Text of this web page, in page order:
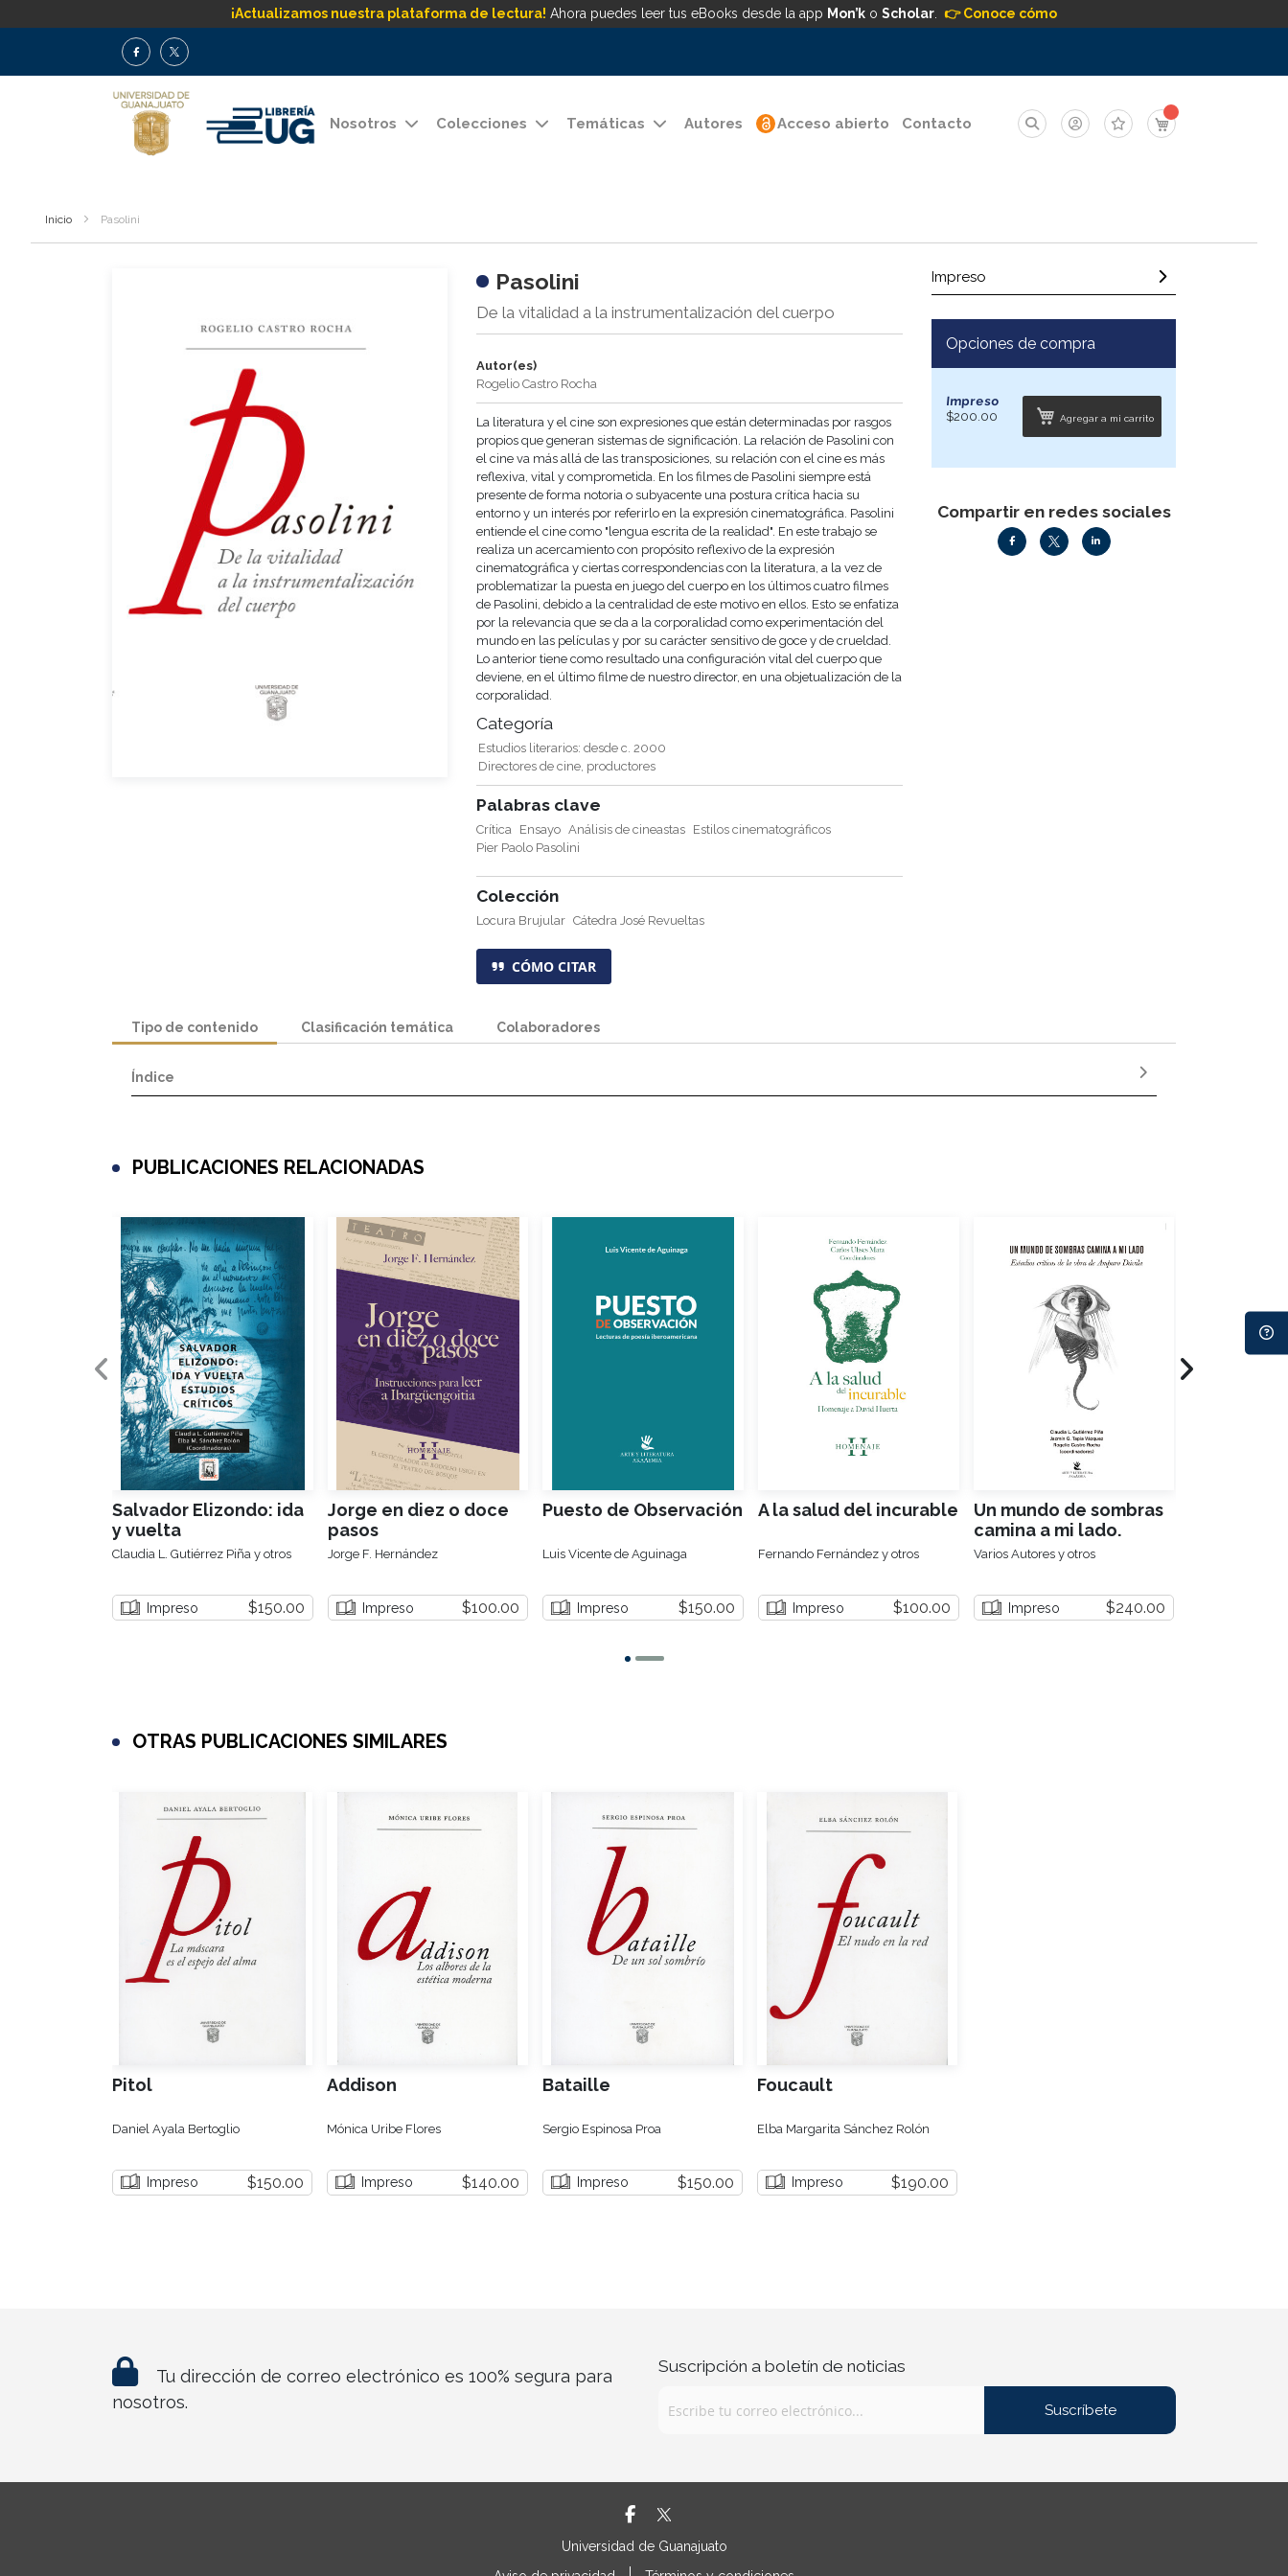
¡Actualizamos nuestra plataforma de lectura! Ahora puedes leer tus eBooks desde la app Mon’k oScholar 👉 Conoce cómo
Nosotros Colecciones Temáticas Autores Acceso abierto Contacto Mi carrito
Inicio Pasolini
Pasolini
De la vitalidad a la instrumentalización del cuerpo
Autor(es)
Rogelio Castro Rocha
La literatura y el cine son expresiones que están determinadas por rasgos
propios que generan sistemas de significación. La relación de Pasolini con
el cine va más allá de las transposiciones, su relación con el cine es más
reflexiva, vital y comprometida. En los filmes de Pasolini siempre está
presente de forma notoria o subyacente una postura crítica hacia su
entorno y un interés por referirlo en la expresión cinematográfica. Pasolini
entiende el cine como "lengua escrita de la realidad". En este trabajo se
realiza un acercamiento con propósito reflexivo de la expresión
cinematográfica y ciertas correspondencias con la literatura, a la vez de
problematizar la puesta en juego del cuerpo en los últimos cuatro filmes
de Pasolini, debido a la centralidad de este motivo en ellos. Esto se enfatiza
por la relevancia que se da a la corporalidad como experimentación del
mundo en las películas y por su carácter sensitivo de goce y de crueldad.
Lo anterior tiene como resultado una configuración vital del cuerpo que
deviene, en el último filme de nuestro director, en una objetualización de la
corporalidad.
Categoría
Estudios literarios: desde c. 2000
Directores de cine, productores
Palabras clave
Crítica Ensayo Análisis de cineastas Estilos cinematográficos
Pier Paolo Pasolini
Colección
Locura Brujular Cátedra José Revueltas
CÓMO CITAR
Impreso
Opciones de compra
Impreso
$200.00
Agregar a mi carrito
Compartir en redes sociales
Tipo de contenido
Índice
Clasificación temática Colaboradores
PUBLICACIONES RELACIONADAS
Salvador Elizondo: ida
y vuelta
Claudia L. Gutiérrez Piña y otros
Impreso $150.00
Jorge en diez o doce
pasos
Jorge F. Hernández
Impreso $100.00
Puesto de Observación
Luis Vicente de Aguinaga
Impreso $150.00
A la salud del incurable
Fernando Fernández y otros
Impreso $100.00
Un mundo de sombras
camina a mi lado.
Estudios críticos de la
Varios Autores y otros
Impreso $240.00
OTRAS PUBLICACIONES SIMILARES
Pitol
Daniel Ayala Bertoglio
Impreso $150.00
Addison
Mónica Uribe Flores
Impreso $140.00
Bataille
Sergio Espinosa Proa
Impreso $150.00
Foucault
Elba Margarita Sánchez Rolón
Impreso $190.00
Tu dirección de correo electrónico es 100% segura para
nosotros.
Suscripción a boletín de noticias
Suscríbete
Universidad de Guanajuato